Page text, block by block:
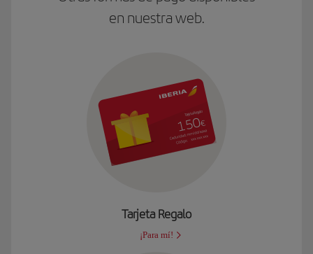
en nuestra web.
Tarjeta Regalo
¡Para mí!